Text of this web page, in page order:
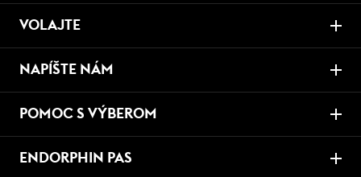
VOLAJTE
NAPÍŠTE NÁM
POMOC S VÝBEROM
ENDORPHIN PAS